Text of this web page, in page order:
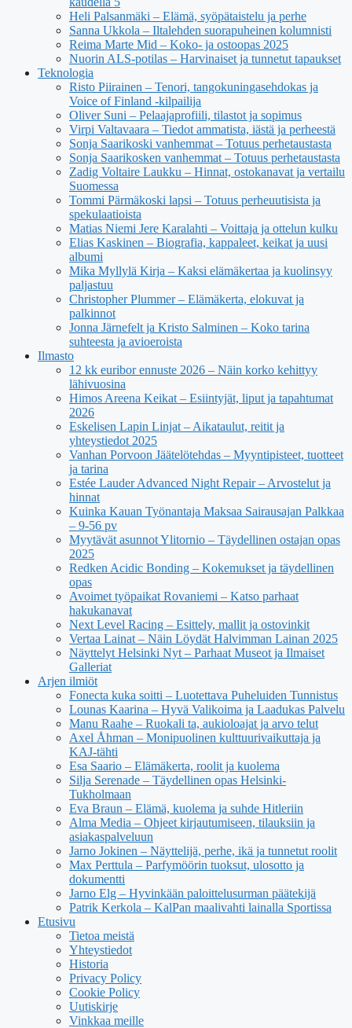
Heli Palsanmäki – Elämä, syöpätaistelu ja perhe
Sanna Ukkola – Iltalehden suorapuheinen kolumnisti
Reima Marte Mid – Koko- ja ostoopas 2025
Nuorin ALS-potilas – Harvinaiset ja tunnetut tapaukset
Teknologia
Risto Piirainen – Tenori, tangokuningasehdokas ja
Voice of Finland -kilpailija
Oliver Suni – Pelaajaprofiili, tilastot ja sopimus
Virpi Valtavaara – Tiedot ammatista, iästä ja perheestä
Sonja Saarikoski vanhemmat – Totuus perhetaustasta
Sonja Saarikosken vanhemmat – Totuus perhetaustasta
Zadig Voltaire Laukku – Hinnat, ostokanavat ja vertailu
Suomessa
Tommi Pärmäkoski lapsi – Totuus perheuutisista ja
spekulaatioista
Matias Niemi Jere Karalahti – Voittaja ja ottelun kulku
Elias Kaskinen – Biografia, kappaleet, keikat ja uusi
albumi
Mika Myllylä Kirja – Kaksi elämäkertaa ja kuolinsyy
paljastuu
Christopher Plummer – Elämäkerta, elokuvat ja
palkinnot
Jonna Järnefelt ja Kristo Salminen – Koko tarina
suhteesta ja avioeroista
Ilmasto
12 kk euribor ennuste 2026 – Näin korko kehittyy
lähivuosina
Himos Areena Keikat – Esiintyjät, liput ja tapahtumat
2026
Eskelisen Lapin Linjat – Aikataulut, reitit ja
yhteystiedot 2025
Vanhan Porvoon Jäätelötehdas – Myyntipisteet, tuotteet
ja tarina
Estée Lauder Advanced Night Repair – Arvostelut ja
hinnat
Kuinka Kauan Työnantaja Maksaa Sairausajan Palkkaa
– 9-56 pv
Myytävät asunnot Ylitornio – Täydellinen ostajan opas
2025
Redken Acidic Bonding – Kokemukset ja täydellinen
opas
Avoimet työpaikat Rovaniemi – Katso parhaat
hakukanavat
Next Level Racing – Esittely, mallit ja ostovinkit
Vertaa Lainat – Näin Löydät Halvimman Lainan 2025
Näyttelyt Helsinki Nyt – Parhaat Museot ja Ilmaiset
Galleriat
Arjen ilmiöt
Fonecta kuka soitti – Luotettava Puheluiden Tunnistus
Lounas Kaarina – Hyvä Valikoima ja Laadukas Palvelu
Manu Raahe – Ruokali ta, aukioloajat ja arvo telut
Axel Åhman – Monipuolinen kulttuurivaikuttaja ja
KAJ-tähti
Esa Saario – Elämäkerta, roolit ja kuolema
Silja Serenade – Täydellinen opas Helsinki-
Tukholmaan
Eva Braun – Elämä, kuolema ja suhde Hitleriin
Alma Media – Ohjeet kirjautumiseen, tilauksiin ja
asiakaspalveluun
Jarno Jokinen – Näyttelijä, perhe, ikä ja tunnetut roolit
Max Perttula – Parfymöörin tuoksut, ulosotto ja
dokumentti
Jarno Elg – Hyvinkään paloittelusurman päätekijä
Patrik Kerkola – KalPan maalivahti lainalla Sportissa
Etusivu
Tietoa meistä
Yhteystiedot
Historia
Privacy Policy
Cookie Policy
Uutiskirje
Vinkkaa meille